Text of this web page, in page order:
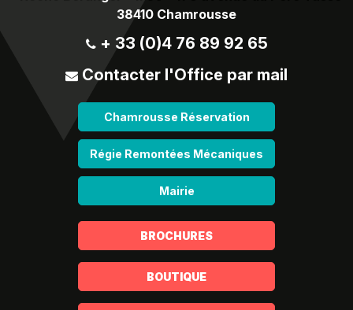
38410 Chamrousse
+ 33 (0)4 76 89 92 65
Contacter l'Office par mail
Chamrousse Réservation
Régie Remontées Mécaniques
Mairie
BROCHURES
BOUTIQUE